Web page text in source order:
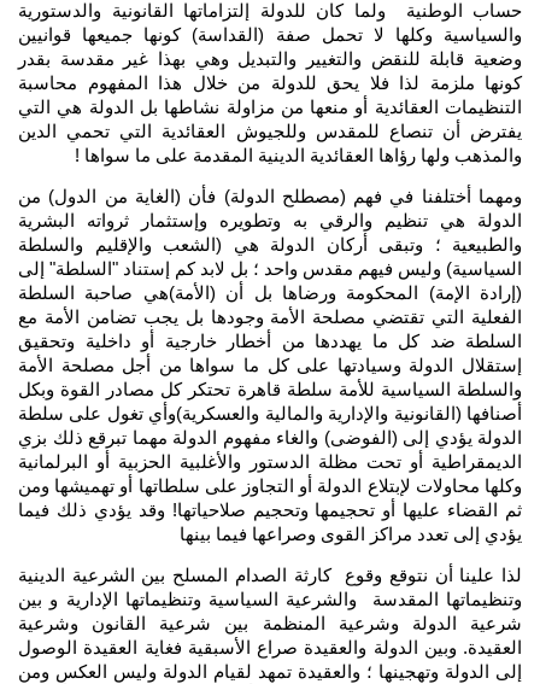
حساب الوطنية ولما كان للدولة إلتزاماتها القانونية والدستورية
والسياسية وكلها لا تحمل صفة (القداسة) كونها جميعها قوانيين
وضعية قابلة للنقض والتغيير والتبديل وهي بهذا غير مقدسة بقدر
كونها ملزمة لذا فلا يحق للدولة من خلال هذا المفهوم محاسبة
التنظيمات العقائدية أو منعها من مزاولة نشاطها بل الدولة هي التي
يفترض أن تنصاع للمقدس وللجيوش العقائدية التي تحمي الدين
والمذهب ولها رؤاها العقائدية الدينية المقدمة على ما سواها !
ومهما أختلفنا في فهم (مصطلح الدولة) فأن (الغاية من الدول) من
الدولة هي تنظيم والرقي به وتطويره وإستثمار ثرواته البشرية
والطبيعية ؛ وتبقى أركان الدولة هي (الشعب والإقليم والسلطة
السياسية) وليس فيهم مقدس واحد ؛ بل لابد كم إستناد "السلطة" إلى
(إرادة الإمة) المحكومة ورضاها بل أن (الأمة)هي صاحبة السلطة
الفعلية التي تقتضي مصلحة الأمة وجودها بل يجب تضامن الأمة مع
السلطة ضد كل ما يهددها من أخطار خارجية أو داخلية وتحقيق
إستقلال الدولة وسيادتها على كل ما سواها من أجل مصلحة الأمة
والسلطة السياسية للأمة سلطة قاهرة تحتكر كل مصادر القوة وبكل
أصنافها (القانونية والإدارية والمالية والعسكرية)وأي تغول على سلطة
الدولة يؤدي إلى (الفوضى) والغاء مفهوم الدولة مهما تبرقع ذلك بزي
الديمقراطية أو تحت مظلة الدستور والأغلبية الحزبية أو البرلمانية
وكلها محاولات لإبتلاع الدولة أو التجاوز على سلطاتها أو تهميشها ومن
ثم القضاء عليها أو تحجيمها وتحجيم صلاحياتها! وقد يؤدي ذلك فيما
يؤدي إلى تعدد مراكز القوى وصراعها فيما بينها
لذا علينا أن نتوقع وقوع كارثة الصدام المسلح بين الشرعية الدينية
وتنظيماتها المقدسة والشرعية السياسية وتنظيماتها الإدارية و بين
شرعية الدولة وشرعية المنظمة بين شرعية القانون وشرعية
العقيدة. وبين الدولة والعقيدة صراع الأسبقية فغاية العقيدة الوصول
إلى الدولة وتهجينها ؛ والعقيدة تمهد لقيام الدولة وليس العكس ومن